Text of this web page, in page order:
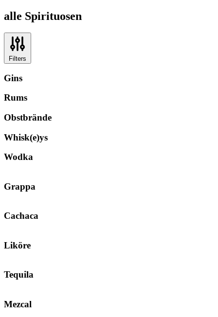
alle Spirituosen
Filters
Gins
Rums
Obstbrände
Whisk(e)ys
Wodka
Grappa
Cachaca
Liköre
Tequila
Mezcal